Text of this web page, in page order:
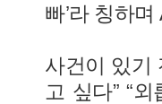
빠’라 칭하
사건이 있기
고 싶다” “